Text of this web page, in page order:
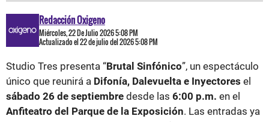
Redacción Oxigeno
Miércoles, 22 De Julio 2026 5:08 PM
Actualizado el 22 de julio del 2026 5:08 PM
Studio Tres presenta “Brutal Sinfónico”, un espectáculo
único que reunirá a Difonía, Dalevuelta e Inyectores el
sábado 26 de septiembre desde las 6:00 p.m. en el
Anfiteatro del Parque de la Exposición. Las entradas ya